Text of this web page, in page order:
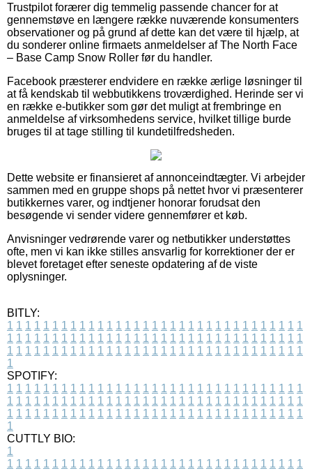
Trustpilot forærer dig temmelig passende chancer for at
gennemstøve en længere række nuværende konsumenters
observationer og på grund af dette kan det være til hjælp, at
du sonderer online firmaets anmeldelser af The North Face
– Base Camp Snow Roller før du handler.
Facebook præsterer endvidere en række ærlige løsninger til
at få kendskab til webbutikkens troværdighed. Herinde ser vi
en række e-butikker som gør det muligt at frembringe en
anmeldelse af virksomhedens service, hvilket tillige burde
bruges til at tage stilling til kundetilfredsheden.
Dette website er finansieret af annonceindtægter. Vi arbejder
sammen med en gruppe shops på nettet hvor vi præsenterer
butikkernes varer, og indtjener honorar forudsat den
besøgende vi sender videre gennemfører et køb.
Anvisninger vedrørende varer og netbutikker understøttes
ofte, men vi kan ikke stilles ansvarlig for korrektioner der er
blevet foretaget efter seneste opdatering af de viste
oplysninger.
BITLY:
1 1 1 1 1 1 1 1 1 1 1 1 1 1 1 1 1 1 1 1 1 1 1 1 1 1 1 1 1 1 1 1 1
1 1 1 1 1 1 1 1 1 1 1 1 1 1 1 1 1 1 1 1 1 1 1 1 1 1 1 1 1 1 1 1 1
1 1 1 1 1 1 1 1 1 1 1 1 1 1 1 1 1 1 1 1 1 1 1 1 1 1 1 1 1 1 1 1 1
1
SPOTIFY:
1 1 1 1 1 1 1 1 1 1 1 1 1 1 1 1 1 1 1 1 1 1 1 1 1 1 1 1 1 1 1 1 1
1 1 1 1 1 1 1 1 1 1 1 1 1 1 1 1 1 1 1 1 1 1 1 1 1 1 1 1 1 1 1 1 1
1 1 1 1 1 1 1 1 1 1 1 1 1 1 1 1 1 1 1 1 1 1 1 1 1 1 1 1 1 1 1 1 1
1
CUTTLY BIO:
1
1 1 1 1 1 1 1 1 1 1 1 1 1 1 1 1 1 1 1 1 1 1 1 1 1 1 1 1 1 1 1 1 1